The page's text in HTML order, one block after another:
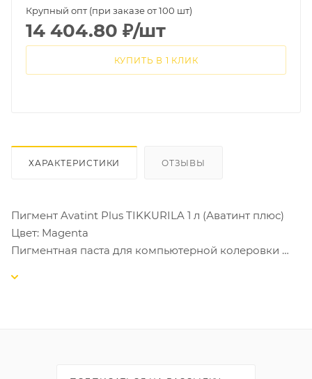
Крупный опт (при заказе от 100 шт)
14 404.80 ₽/шт
КУПИТЬ В 1 КЛИК
ХАРАКТЕРИСТИКИ ОТЗЫВЫ
Пигмент Avatint Plus TIKKURILA 1 л (Аватинт плюс)
Цвет: Magenta
Пигментная паста для компьютерной колеровки